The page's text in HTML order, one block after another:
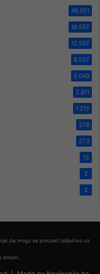
46.051
18.557
12.567
8.527
5.049
2.911
1.215
278
273
13
2
2
mogu se preuzeti isključivo uz
linkom.